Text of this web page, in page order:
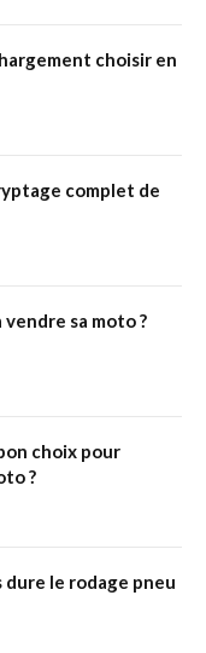
choisir en
complet de
sa moto ?
choix pour
?
dure le rodage pneu